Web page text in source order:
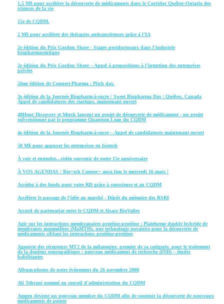
1,5 M$ pour accélérer la découverte de médicaments dans le Corridor Québec-Ontario des
sciences de la vie
15e de CQDM.
2 M$ pour accélérer des thérapies anticancéreuses grâce à l’IA
2e édition du Prix Gordon Shore - Stages postdoctoraux dans l’industrie
biopharmaceutique
2e édition du Prix Gordon Shore – Appel à propositions à l’intention des entreprises
privées
2ème édition de Connect-Pharma : Pitch day.
3e édition de la Journée Biopharm-à-sucre / Sweet Biopharma Day | Québec, Canada
Appel de candidatures des startups, maintenant ouvert
48Hour Discovery et Merck lancent un projet de découverte de médicament - un projet
subventionné par le programme Quantum Leap du CQDM
4e édition de la Journée Biopharm-à-sucre – Appel de candidatures maintenant ouvert
50 M$ pour appuyer les entreprises en biotech
À voir et entendre...vidéo souvenir de notre 15e anniversaire
À VOS AGENDAS / Bio+ech Connec+ aura lieu le mercredi 16 mars !
Accédez à des fonds pour votre RD grâce à conscience et au CQDM
Accélérer le passage de l’idée au marché - Dépôt du mémoire des RSRI
Accord de partenariat entre le CQDM et Alsace BioValley
Agir sur les interactions membranaires protéine-protéine : Plateforme double hybride de
membranes mammifères (MaMTH), une technologie novatrice pour la découverte de
médicaments ciblant les interactions protéine-protéine
Agoniste des récepteurs MT2 de la mélatonine, premier de sa catégorie, pour le traitement
de la douleur neuropathique : nouveau médicament de recherche (IND) – études
habilitantes
Album-photos de notre événement du 26 novembre 2008
Ali Tehrani nommé au conseil d’administration du CQDM
Amgen devient un nouveau membre du CQDM afin de soutenir la découverte de nouveaux
médicaments de pointe